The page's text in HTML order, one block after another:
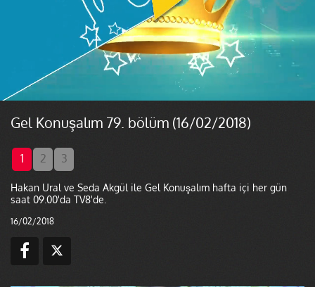
Gel Konuşalım 79. bölüm (16/02/2018)
1 2 3
Hakan Ural ve Seda Akgül ile Gel Konuşalım hafta içi her gün
saat 09.00'da TV8'de.
16/02/2018